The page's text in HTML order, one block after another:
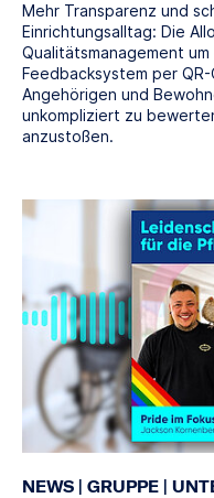
Mehr Transparenz und
Einrichtungsalltag: Die
Qualitätsmanagement
Feedbacksystem per
Angehörigen und
unkompliziert zu
anzustoßen.
NEWS GRUPPE